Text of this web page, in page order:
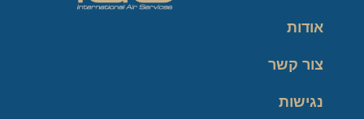
אודות
צור קשר
נגישות